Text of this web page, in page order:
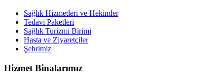
Sağlık Hizmetleri ve Hekimler
Tedavi Paketleri
Sağlık Turizmi Birimi
Hasta ve Ziyaretçiler
Şehrimiz
Hizmet Binalarımız